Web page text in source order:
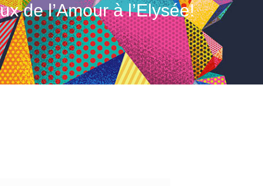
de l’Amour à l’Elysée!